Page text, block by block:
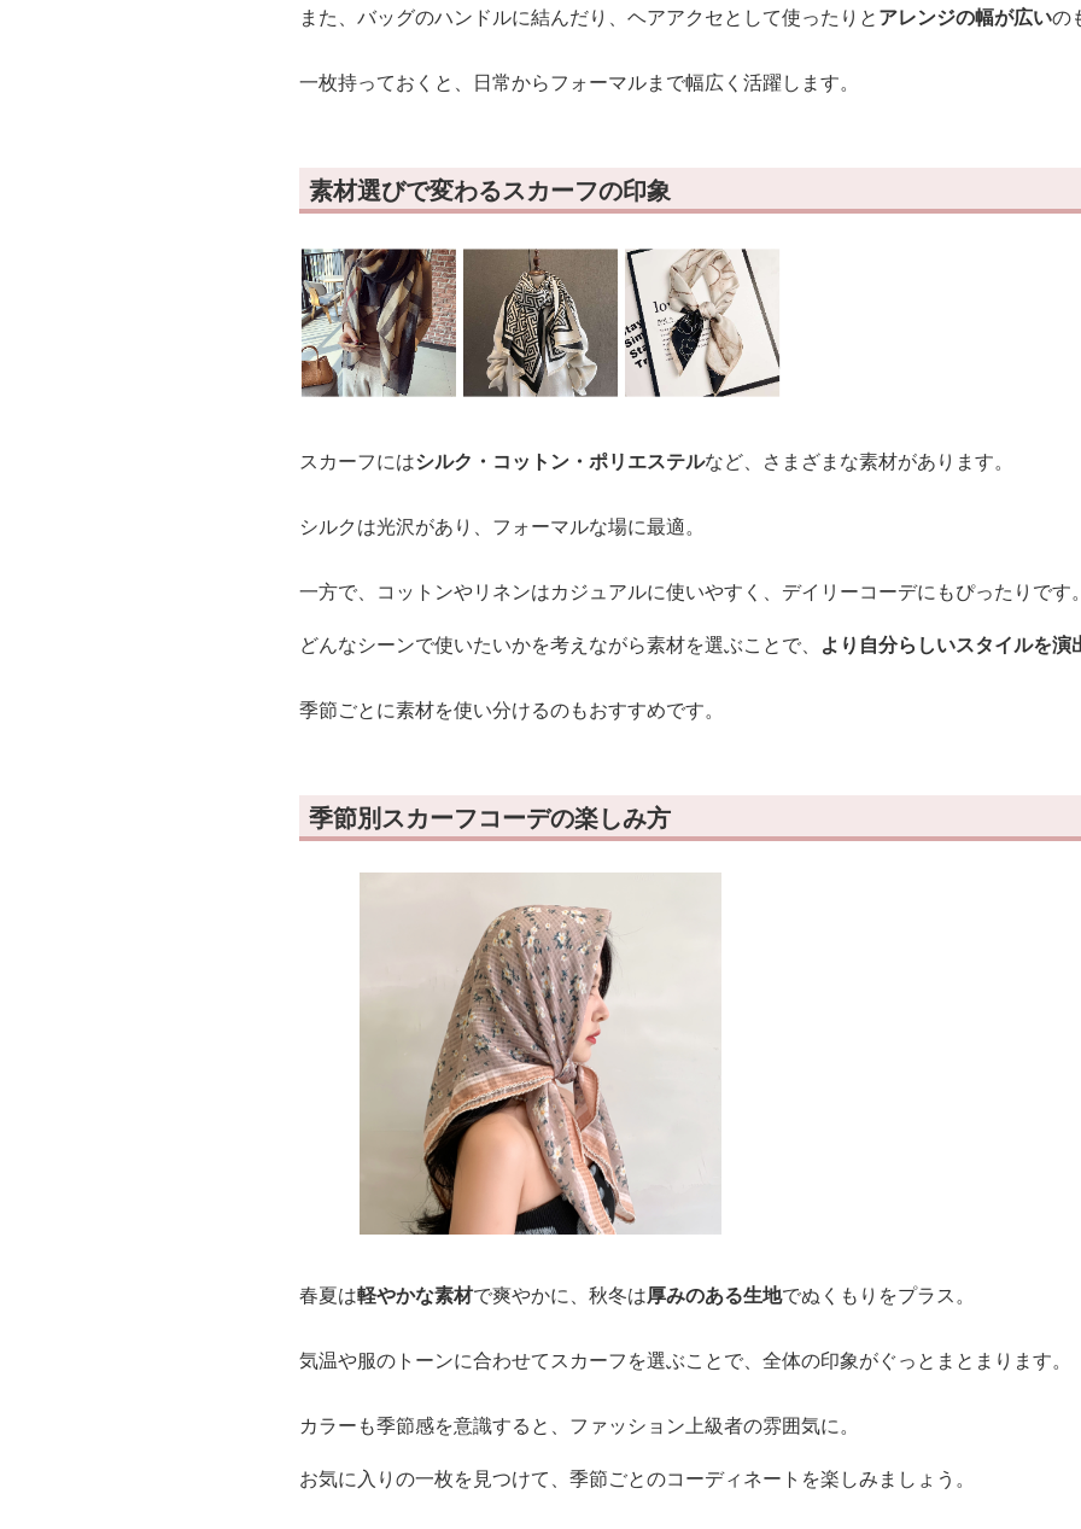
また、バッグのハンドルに結んだり、ヘアアクセとして使ったりとアレンジの幅が広いの
一枚持っておくと、日常からフォーマルまで幅広く活躍します。
素材選びで変わるスカーフの印象
スカーフにはシルク・コットン・ポリエステルなど、さまざまな素材があります。
シルクは光沢があり、フォーマルな場に最適。
一方で、コットンやリネンはカジュアルに使いやすく、デイリーコーデにもぴったりです
どんなシーンで使いたいかを考えながら素材を選ぶことで、 より自分らしいスタイルを演
季節ごとに素材を使い分けるのもおすすめです。
季節別スカーフコーデの楽しみ方
春夏は軽やかな素材で爽やかに、秋冬は厚みのある生地でぬくもりをプラス。
気温や服のトーンに合わせてスカーフを選ぶことで、全体の印象がぐっとまとまります。
カラーも季節感を意識すると、ファッション上級者の雰囲気に。
お気に入りの一枚を見つけて、季節ごとのコーディネートを楽しみましょう。